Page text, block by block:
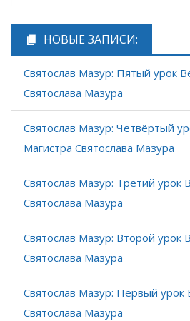
НОВЫЕ ЗАПИСИ:
Святослав Мазур: Пятый урок
Святослава Мазура
Святослав Мазур: Четвёртый
Магистра Святослава Мазура
Святослав Мазур: Третий урок
Святослава Мазура
Святослав Мазур: Второй урок
Святослава Мазура
Святослав Мазур: Первый урок
Святослава Мазура